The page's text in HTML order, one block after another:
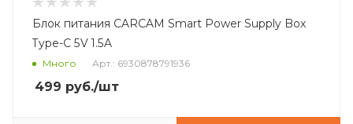
Блок питания CARCAM Smart Power Supply Box
Type-C 5V 1.5A
Много Арт.: 6930878791936
499 руб./шт